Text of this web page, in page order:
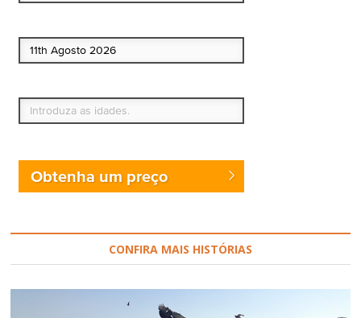
Obtenha um preço
CONFIRA MAIS HISTÓRIAS